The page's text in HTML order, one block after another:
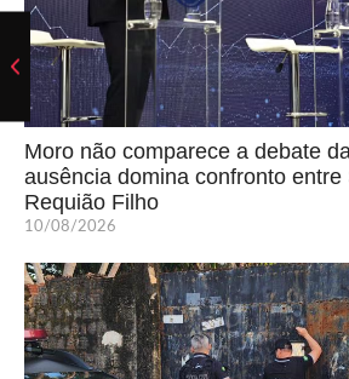
Moro não comparece a debate
ausência domina confronto entre
Requião Filho
10/08/2026